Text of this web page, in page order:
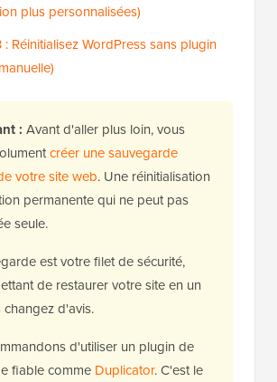
plus personnalisées)
Réinitialisez WordPress sans plugin
: Avant d'aller plus loin, vous
créer une sauvegarde
votre site web. Une réinitialisation
permanente qui ne peut pas
seule.
est votre filet de sécurité,
de restaurer votre site en un
changez d'avis.
d'utiliser un plugin de
fiable comme Duplicator. C'est le